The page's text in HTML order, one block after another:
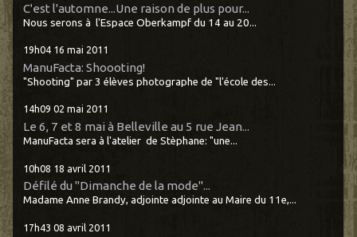
C'est l'automne...Une raison de plus pour...
Nous serons à l'Espace Oberkampf du 14 au 20...
19h04 16 mai 2011
ManuFacta: Shoooting!
"Shooting" par 3 élèves photographe de "l'école des...
14h09 02 mai 2011
Le 6, 7 et 8 mai à Belleville au 5 rue Jean...
ManuFacta sera à l'atelier de Stèphane: "une...
10h08 18 avril 2011
Défilé du "Dimanche de la mode"...
Madame Anne Brandy, adjointe adjointe au Maire du 11e,...
17h43 08 avril 2011